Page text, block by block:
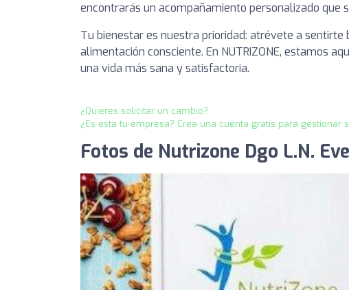
encontrarás un acompañamiento personalizado que
Tu bienestar es nuestra prioridad: atrévete a
alimentación consciente. En NUTRIZONE, estamos
una vida más sana y satisfactoria.
¿Quieres solicitar un cambio?
¿Es esta tu empresa? Crea una cuenta gratis para gestionar
Fotos de Nutrizone Dgo L.N.